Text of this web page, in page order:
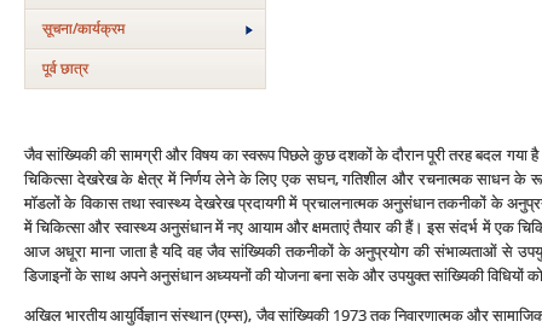
सूचना/कार्यक्रम
पूर्व छात्र
जैव सांख्यिकी की सामग्री और विषय का स्‍वरूप पिछले कुछ दशकों के दौरान पूरी तरह बदल गया
चिकित्‍सा देखरेख के क्षेत्र में निर्णय लेने के लिए एक सघन, गतिशील और रचनात्‍मक साधन के
मॉडलों के विकास तथा स्‍वास्‍थ्‍य देखरेख प्रदायगी में प्रचालनात्‍मक अनुसंधान तकनीकों के
में चिकित्‍सा और स्‍वास्‍थ्‍य अनुसंधान में नए आयाम और क्षमताएं तैयार की हैं। इस संदर्भ में एक
आज अधूरा माना जाता है यदि वह जैव सांख्यिकी तकनीकों के अनुप्रयोग की संभाव्‍यताओं से
डिजाइनों के साथ अपने अनुसंधान अध्‍ययनों की योजना बना सके और उपयुक्‍त सांख्यिकी विधियों
अखिल भारतीय आयुर्विज्ञान संस्‍थान (एम्‍स), जैव सांख्यिकी 1973 तक निवारणात्‍मक और